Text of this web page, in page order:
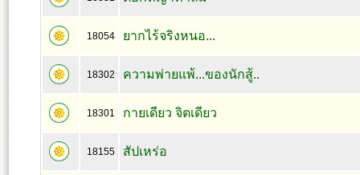
18054 ยากไร้จริงหนอ...
18302 ความพ่ายแพ้...ของนักสู้..
18301 กายเดียว จิตเดียว
18155 สัปเหร่อ